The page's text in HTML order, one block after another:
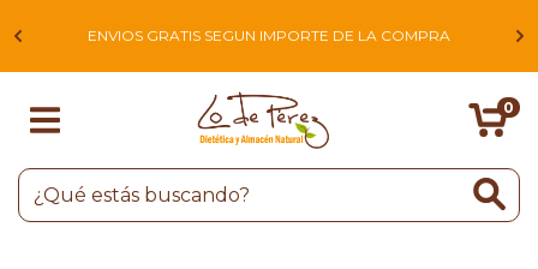
ENVIOS GRATIS SEGUN IMPORTE DE LA COMPRA
0